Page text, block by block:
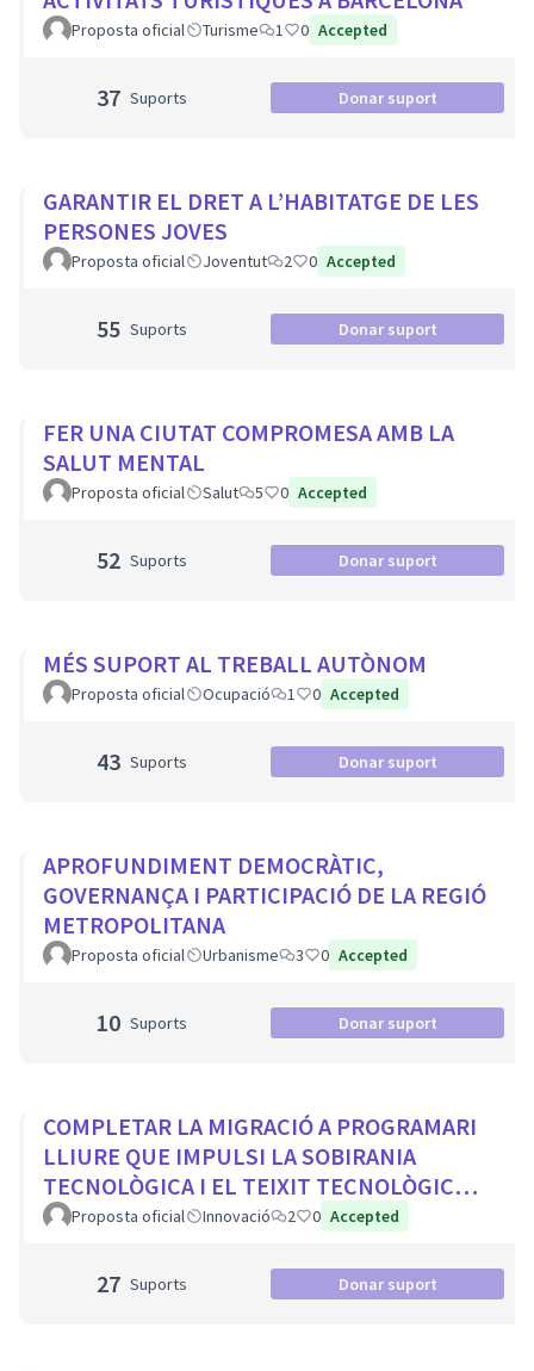
Proposta oficial Turisme 1 0 Accepted
37 Suports Donar suport
GARANTIR EL DRET A L’HABITATGE DE LES
PERSONES JOVES
Proposta oficial Joventut 2 0 Accepted
55 Suports Donar suport
FER UNA CIUTAT COMPROMESA AMB LA
SALUT MENTAL
Proposta oficial Salut 5 0 Accepted
52 Suports Donar suport
MÉS SUPORT AL TREBALL AUTÒNOM
Proposta oficial Ocupació 1 0 Accepted
43 Suports Donar suport
APROFUNDIMENT DEMOCRÀTIC,
GOVERNANÇA I PARTICIPACIÓ DE LA REGIÓ
METROPOLITANA
Proposta oficial Urbanisme 3 0 Accepted
10 Suports Donar suport
COMPLETAR LA MIGRACIÓ A PROGRAMARI
LLIURE QUE IMPULSI LA SOBIRANIA
TECNOLÒGICA I EL TEIXIT TECNOLÒGIC
LOCAL
Proposta oficial Innovació 2 0 Accepted
27 Suports Donar suport